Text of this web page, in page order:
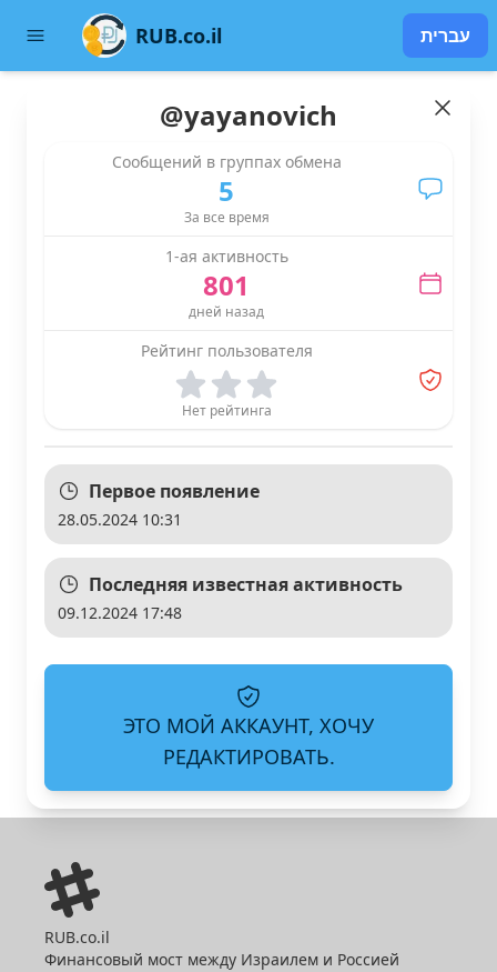
RUB.co.il עברית
@yayanovich
Сообщений в группах обмена
5
За все время
1-ая активность
801
дней назад
Рейтинг пользователя
Нет рейтинга
Первое появление
28.05.2024 10:31
Последняя известная активность
09.12.2024 17:48
ЭТО МОЙ АККАУНТ, ХОЧУ
РЕДАКТИРОВАТЬ.
RUB.co.il
Финансовый мост между Израилем и Россией